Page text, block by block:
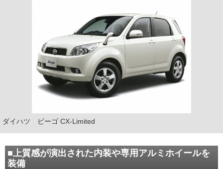
ダイハツ ビーゴ CX-Limited
■上質感が演出された内装や専用アルミホイールを
装備